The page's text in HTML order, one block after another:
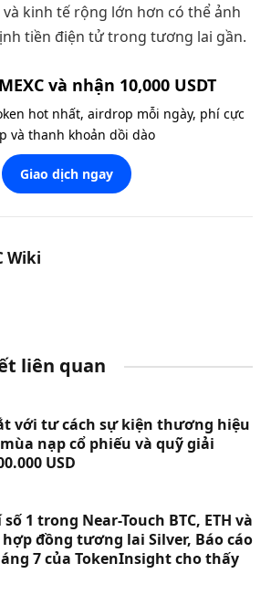
kinh tế rộng lớn hơn có thể ảnh
tiền điện tử trong tương lai gần.
và nhận 10,000 USDT
hot nhất, airdrop mỗi ngày, phí cực
và thanh khoản dồi dào
Giao dịch ngay
Wiki
liên quan
với tư cách sự kiện thương hiệu
nạp cổ phiếu và quỹ giải
USD
1 trong Near-Touch BTC, ETH và
đồng tương lai Silver, Báo cáo
7 của TokenInsight cho thấy